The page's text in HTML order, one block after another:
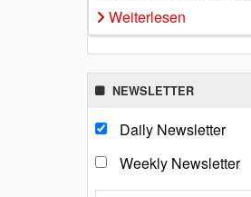
Weiterlesen
NEWSLETTER
Daily Newsletter
Weekly Newsletter